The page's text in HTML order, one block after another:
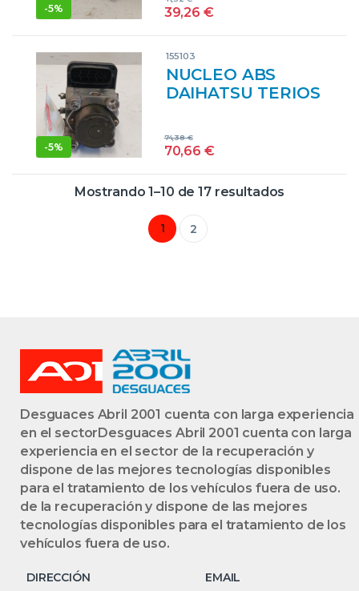
-5%
(2006->2013) 1.3
8512087402 AZUL
DELANTERAS
DELANTEROS
39,26 €
-5%
155103
NUCLEO ABS
DAIHATSU TERIOS
VE K3VE 44510-
AZUL
70,66 €
74,38€
Mostrando 1–10 de 17 resultados
1 2
Desguaces Abril 2001 cuenta con larga experiencia
en el sectorDesguaces Abril 2001 cuenta con larga
experiencia en el sector de la recuperación y
dispone de las mejores tecnologías disponibles
para el tratamiento de los vehículos fuera de uso.
de la recuperación y dispone de las mejores
tecnologías disponibles para el tratamiento de los
vehículos fuera de uso.
DIRECCIÓN EMAIL